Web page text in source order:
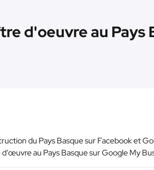
d'oeuvre au Pays
du Pays Basque sur Facebook et
au Pays Basque sur Google My